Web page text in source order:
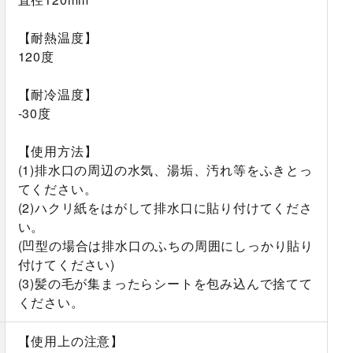
【耐熱温度】
120度
【耐冷温度】
-30度
【使用方法】
(1)排水口の周辺の水気、湯垢、汚れ等をふきとっ
てください。
(2)ハクリ紙をはがして排水口に貼り付けてくださ
い。
(凹型の場合は排水口のふちの周囲にしっかり貼り
付けてください)
(3)髪の毛が集まったらシートを包み込んで捨てて
ください。
【使用上の注意】